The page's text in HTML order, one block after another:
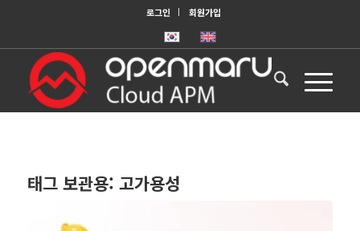
로그인 회원가입
태그 보관용: 고가용성